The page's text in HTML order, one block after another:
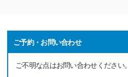
ご予約・お問い合わせ
ご不明な点はお問い合わせください。